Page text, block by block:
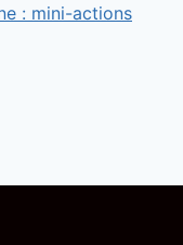
: mini-actions